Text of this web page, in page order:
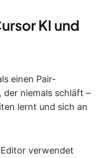
KI und
einen Pair-
niemals schläft –
lernt und sich an
verwendet